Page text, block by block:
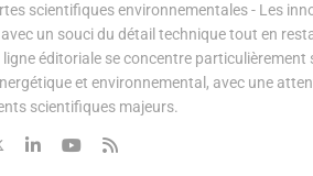
scientifiques environnementales - Les
un souci du détail technique tout en
ligne éditoriale se concentre
et environnemental, avec une
scientifiques majeurs.